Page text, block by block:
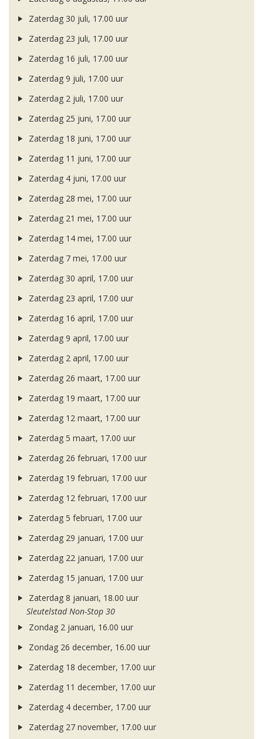
Zaterdag 30 juli, 17.00 uur
Zaterdag 23 juli, 17.00 uur
Zaterdag 16 juli, 17.00 uur
Zaterdag 9 juli, 17.00 uur
Zaterdag 2 juli, 17.00 uur
Zaterdag 25 juni, 17.00 uur
Zaterdag 18 juni, 17.00 uur
Zaterdag 11 juni, 17.00 uur
Zaterdag 4 juni, 17.00 uur
Zaterdag 28 mei, 17.00 uur
Zaterdag 21 mei, 17.00 uur
Zaterdag 14 mei, 17.00 uur
Zaterdag 7 mei, 17.00 uur
Zaterdag 30 april, 17.00 uur
Zaterdag 23 april, 17.00 uur
Zaterdag 16 april, 17.00 uur
Zaterdag 9 april, 17.00 uur
Zaterdag 2 april, 17.00 uur
Zaterdag 26 maart, 17.00 uur
Zaterdag 19 maart, 17.00 uur
Zaterdag 12 maart, 17.00 uur
Zaterdag 5 maart, 17.00 uur
Zaterdag 26 februari, 17.00 uur
Zaterdag 19 februari, 17.00 uur
Zaterdag 12 februari, 17.00 uur
Zaterdag 5 februari, 17.00 uur
Zaterdag 29 januari, 17.00 uur
Zaterdag 22 januari, 17.00 uur
Zaterdag 15 januari, 17.00 uur
Zaterdag 8 januari, 18.00 uur
Sleutelstad Non-Stop 30
Zondag 2 januari, 16.00 uur
Zondag 26 december, 16.00 uur
Zaterdag 18 december, 17.00 uur
Zaterdag 11 december, 17.00 uur
Zaterdag 4 december, 17.00 uur
Zaterdag 27 november, 17.00 uur